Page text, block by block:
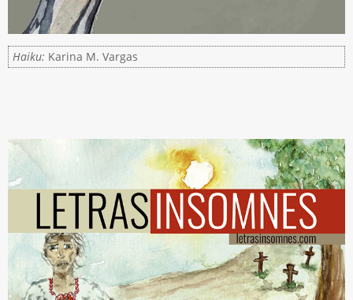
Haiku: Karina M. Vargas